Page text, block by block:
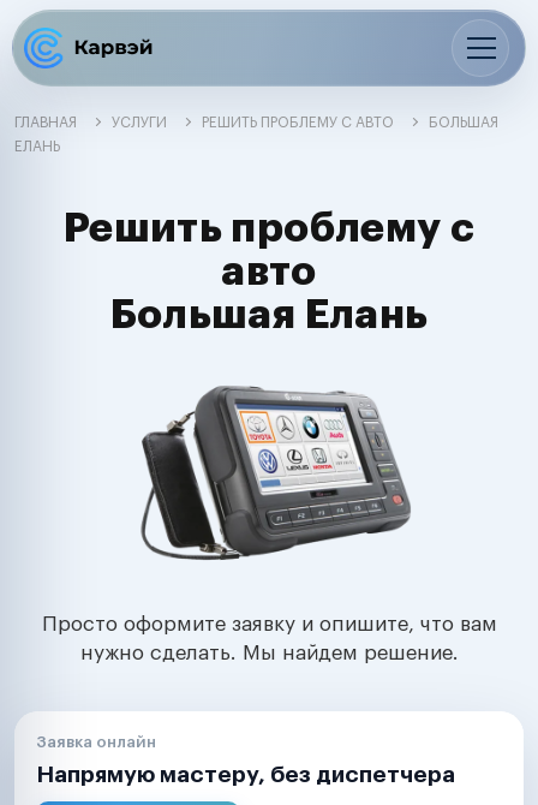
ГЛАВНАЯ УСЛУГИ РЕШИТЬ ПРОБЛЕМУ С АВТО
БОЛЬШАЯ
ЕЛАНЬ
Решить проблему с
авто
Большая Елань
Просто оформите заявку и опишите, что вам
нужно сделать. Мы найдем решение.
Заявка онлайн
Напрямую мастеру, без диспетчера